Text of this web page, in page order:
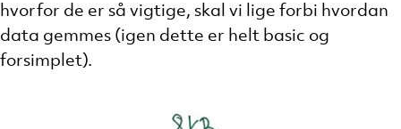
hvorfor de er så vigtige, skal vi lige forbi hvordan
data gemmes (igen dette er helt basic og
forsimplet).